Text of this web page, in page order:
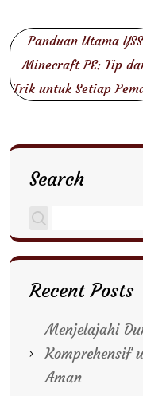
Post
navigation
Panduan Utama YSS
Minecraft PE: Tip
Trik untuk Setiap
Search
Recent Posts
Menjelajahi
Komprehensif
Aman